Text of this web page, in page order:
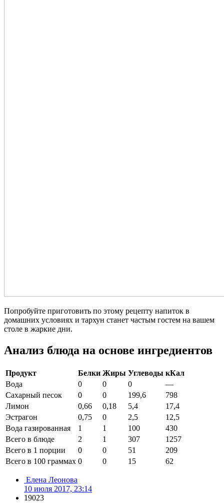
Попробуйте приготовить по этому рецепту напиток в
домашних условиях и тархун станет частым гостем на вашем
столе в жаркие дни.
Анализ блюда на основе ингредиентов
Продукт Белки Жиры Углеводы кКал
Вода
0 0 0
—
Сахарный песок
0 0 199,6
798
Лимон
0,66 0,18 5,4
17,4
Эстрагон
0,75 0 2,5
12,5
Вода газированная
1 1 100
430
Всего в блюде
2 1 307
1257
Всего в 1 порции
0 0 51
209
Всего в 100 граммах 0 0 15 62
Елена Леонова
10 июля 2017, 23:14
19023